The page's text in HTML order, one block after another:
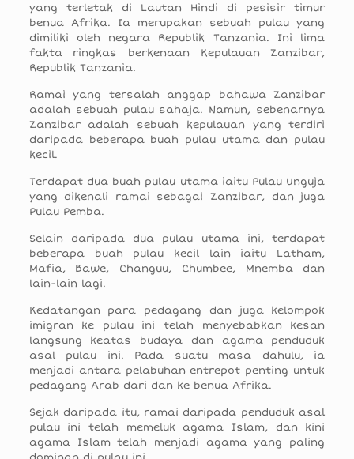
yang terletak di Lautan Hindi di pesisir timur
benua Afrika. Ia merupakan sebuah pulau yang
dimiliki oleh negara Republik Tanzania. Ini lima
fakta ringkas berkenaan Kepulauan Zanzibar,
Republik Tanzania.
Ramai yang tersalah anggap bahawa Zanzibar
adalah sebuah pulau sahaja. Namun, sebenarnya
Zanzibar adalah sebuah kepulauan yang terdiri
daripada beberapa buah pulau utama dan pulau
kecil.
Terdapat dua buah pulau utama iaitu Pulau Unguja
yang dikenali ramai sebagai Zanzibar, dan juga
Pulau Pemba.
Selain daripada dua pulau utama ini, terdapat
beberapa buah pulau kecil lain iaitu Latham,
Mafia, Bawe, Changuu, Chumbee, Mnemba dan
lain-lain lagi.
Kedatangan para pedagang dan juga kelompok
imigran ke pulau ini telah menyebabkan kesan
langsung keatas budaya dan agama penduduk
asal pulau ini. Pada suatu masa dahulu, ia
menjadi antara pelabuhan entrepot penting untuk
pedagang Arab dari dan ke benua Afrika.
Sejak daripada itu, ramai daripada penduduk asal
pulau ini telah memeluk agama Islam, dan kini
agama Islam telah menjadi agama yang paling